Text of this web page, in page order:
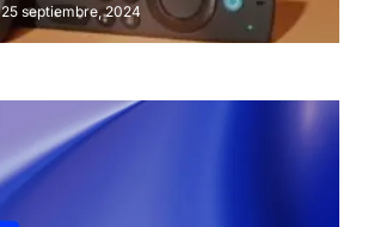
25 septiembre, 2024